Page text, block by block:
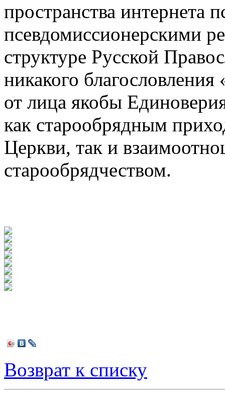
пространства интернета
псевдомиссионерскими
структуре Русской
никакого
от лица якобы
как старообрядным
Церкви, так и
старообрядчеством.
Возврат к списку